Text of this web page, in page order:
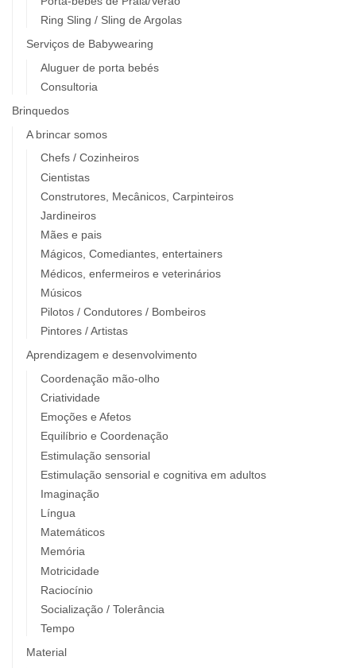
Ring Sling / Sling de Argolas
Serviços de Babywearing
Aluguer de porta bebés
Consultoria
Brinquedos
A brincar somos
Chefs / Cozinheiros
Cientistas
Construtores, Mecânicos, Carpinteiros
Jardineiros
Mães e pais
Mágicos, Comediantes, entertainers
Médicos, enfermeiros e veterinários
Músicos
Pilotos / Condutores / Bombeiros
Pintores / Artistas
Aprendizagem e desenvolvimento
Coordenação mão-olho
Criatividade
Emoções e Afetos
Equilíbrio e Coordenação
Estimulação sensorial
Estimulação sensorial e cognitiva em adultos
Imaginação
Língua
Matemáticos
Memória
Motricidade
Raciocínio
Socialização / Tolerância
Tempo
Material